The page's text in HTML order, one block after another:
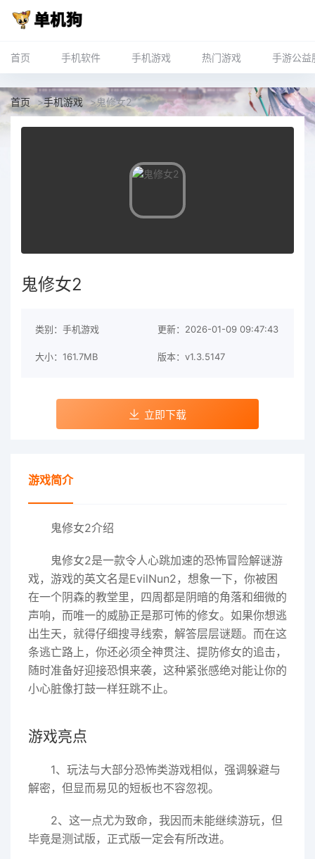
首页 手机软件 手机游戏 热门游戏 手游公益
首页 >手机游戏 >鬼修女2
鬼修女2
类别：手机游戏 更新：2026-01-09 09:47:43
大小：161.7MB 版本：v1.3.5147
立即下载
游戏简介
鬼修女2介绍
鬼修女2是一款令人心跳加速的恐怖冒险解谜游
戏，游戏的英文名是EvilNun2，想象一下，你被困
在一个阴森的教堂里，四周都是阴暗的角落和细微的
声响，而唯一的威胁正是那可怖的修女。如果你想逃
出生天，就得仔细搜寻线索，解答层层谜题。而在这
条逃亡路上，你还必须全神贯注、提防修女的追击，
随时准备好迎接恐惧来袭，这种紧张感绝对能让你的
小心脏像打鼓一样狂跳不止。
游戏亮点
1、玩法与大部分恐怖类游戏相似，强调躲避与
解密，但显而易见的短板也不容忽视。
2、这一点尤为致命，我因而未能继续游玩，但
毕竟是测试版，正式版一定会有所改进。